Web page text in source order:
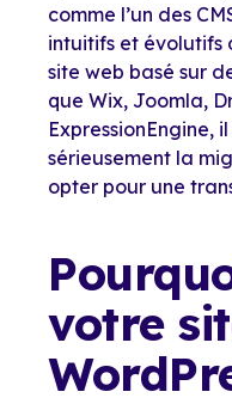
comme l’un des
intuitifs et évolutifs
site web basé sur
que Wix, Joomla,
ExpressionEngine,
sérieusement la
opter pour une
votre